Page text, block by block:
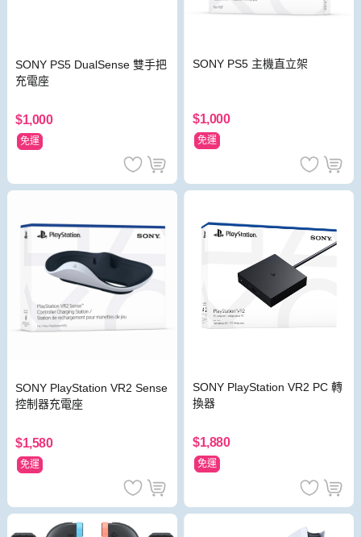
SONY PS5 DualSense 雙手把
充電座
$1,000
免運
SONY PS5 主機直立架
$1,000
免運
SONY PlayStation VR2 Sense
控制器充電座
$1,580
免運
SONY PlayStation VR2 PC 轉
換器
$1,880
免運